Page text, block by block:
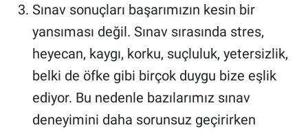
Sınav sonuçları başarımızın kesin bir
yansıması değil. Sınav sırasında stres,
heyecan, kaygı, korku, suçluluk, yetersizlik,
belki de öfke gibi birçok duygu bize eşlik
ediyor. Bu nedenle bazılarımız sınav
deneyimini daha sorunsuz geçirirken